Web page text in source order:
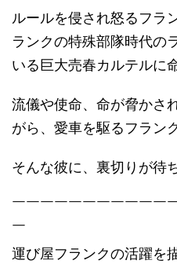
ルールを侵され怒るフラ
ランクの特殊部隊時代の
いる巨大売春カルテルに
流儀や使命、命が脅かさ
がら、愛車を駆るフランク
そんな彼に、裏切りが待
￣￣￣￣￣￣￣￣￣￣￣
￣
運び屋フランクの活躍を